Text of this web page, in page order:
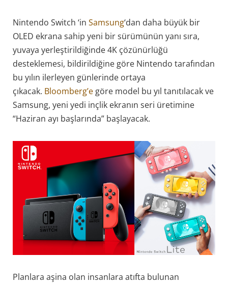
Nintendo Switch ‘in Samsung‘dan daha büyük bir
OLED ekrana sahip yeni bir sürümünün yanı sıra,
yuvaya yerleştirildiğinde 4K çözünürlüğü
desteklemesi, bildirildiğine göre Nintendo tarafından
bu yılın ilerleyen günlerinde ortaya
çıkacak. Bloomberg’e göre model bu yıl tanıtılacak ve
Samsung, yeni yedi inçlik ekranın seri üretimine
“Haziran ayı başlarında” başlayacak.
Planlara aşina olan insanlara atıfta bulunan